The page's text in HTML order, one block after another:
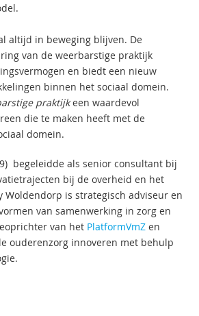
altijd in beweging blijven. De
van de weerbarstige praktijk
en biedt een nieuw
binnen het sociaal domein.
praktijkeen waardevol
die te maken heeft met de
domein.
begeleidde als senior consultant bij
bij de overheid en het
Woldendorp is strategisch adviseur en
van samenwerking in zorg en
van het PlatformVmZ en
ouderenzorg innoveren met behulp